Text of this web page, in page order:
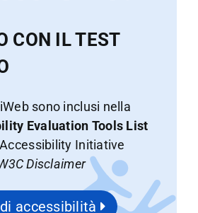
CON IL TEST
sono inclusi nella
Evaluation Tools List
Initiative
Disclaimer
accessibilità